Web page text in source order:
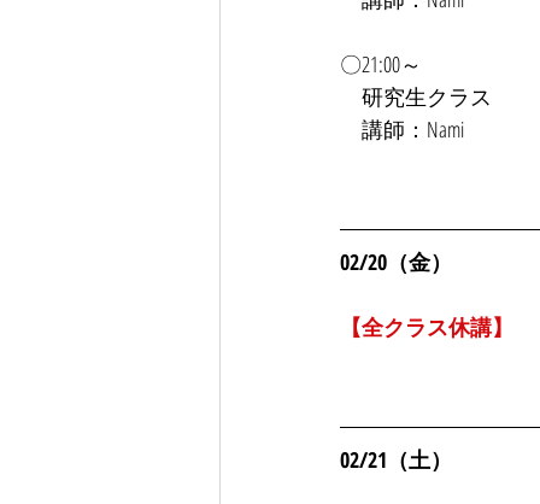
〇21:00～
研究生クラス
講師：Nami
02/20（金）
【全クラス休講】
02/21（土）